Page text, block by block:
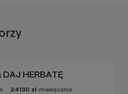
HERBATĘ
24130 zł miesięcznie